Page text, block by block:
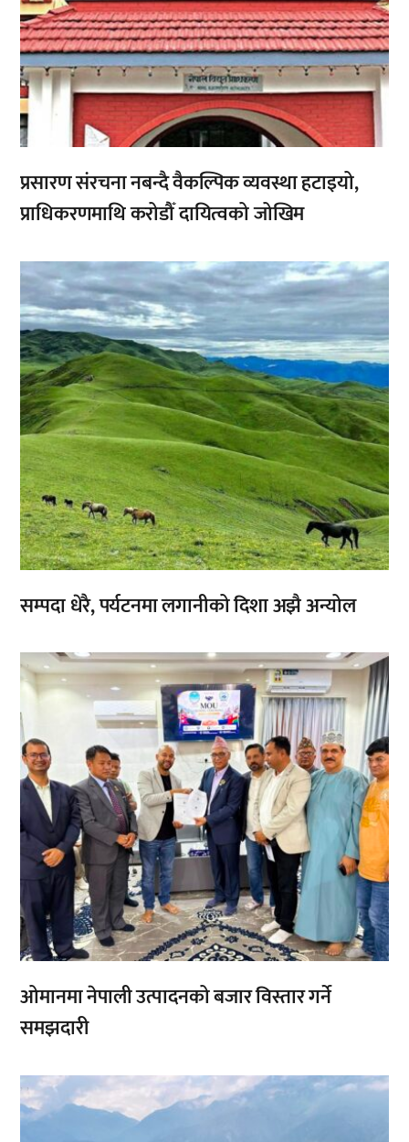
प्रसारण संरचना नबन्दै वैकल्पिक व्यवस्था हटाइयो,
प्राधिकरणमाथि करोडौँ दायित्वको जोखिम
,
सम्पदा धेरै, पर्यटनमा लगानीको दिशा अझै अन्योल
,,
ओमानमा नेपाली उत्पादनको बजार विस्तार गर्ने
समझदारी
,,